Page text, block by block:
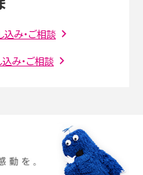
バレる？バレるケースや撮り方も解
い時の対処法を解説
サイズやスペックを比較して解説
・機能の違いをわかりやすく紹介
み・ご相談
み・ご相談